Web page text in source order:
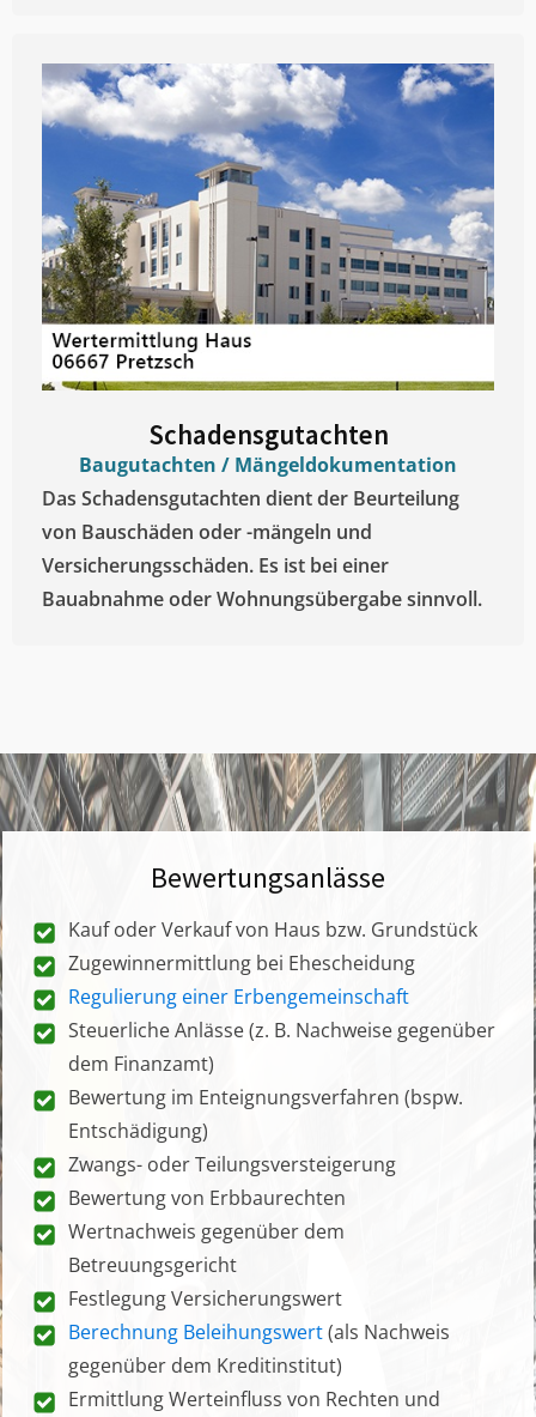
Schadensgutachten
Baugutachten / Mängeldokumentation
Das Schadensgutachten dient der Beurteilung
von Bauschäden oder -mängeln und
Versicherungsschäden. Es ist bei einer
Bauabnahme oder Wohnungsübergabe sinnvoll.
Bewertungsanlässe
Kauf oder Verkauf von Haus bzw. Grundstück
Zugewinnermittlung bei Ehescheidung
Regulierung einer Erbengemeinschaft
Steuerliche Anlässe (z. B. Nachweise gegenüber
dem Finanzamt)
Bewertung im Enteignungsverfahren (bspw.
Entschädigung)
Zwangs- oder Teilungsversteigerung
Bewertung von Erbbaurechten
Wertnachweis gegenüber dem
Betreuungsgericht
Festlegung Versicherungswert
Berechnung Beleihungswert(als Nachweis
gegenüber dem Kreditinstitut)
Ermittlung Werteinfluss von Rechten und